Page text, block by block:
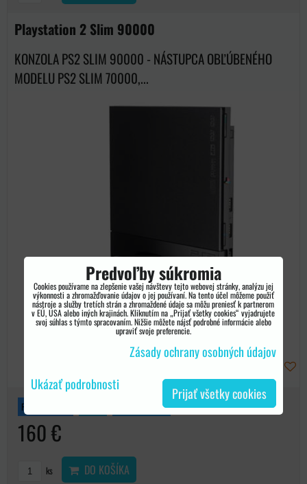
Playstation 2 Slim 90000
KONZOLA PS2 SLIM 90000 - NÁSTUPCA OBĽÚBENÉHO
MODELU PS2 SLIM 70000,...
PLAYSTATION 2 ZÁRUKA 12 MĚS.
160 €
ks DO KOŠÍKA
Predvoľby súkromia
Cookies používame na zlepšenie vašej návštevy tejto webovej stránky, analýzu jej
výkonnosti a zhromažďovanie údajov o jej používaní. Na tento účel môžeme použiť
nástroje a služby tretích strán a zhromaždené údaje sa môžu preniesť k partnerom
v EÚ, USA alebo iných krajinách. Kliknutím na „Prijať všetky cookies“ vyjadrujete
svoj súhlas s týmto spracovaním. Nižšie môžete nájsť podrobné informácie alebo
upraviť svoje preferencie.
Zásady ochrany osobných údajov
Ukázať podrobnosti
Prijať všetky cookies